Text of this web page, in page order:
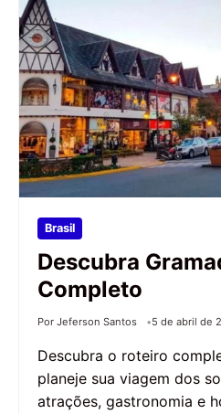
Brasil
Descubra
Completo
Por Jeferson Santos 5 de abril de
Descubra o roteiro
planeje sua viagem dos
atrações, gastronomia e